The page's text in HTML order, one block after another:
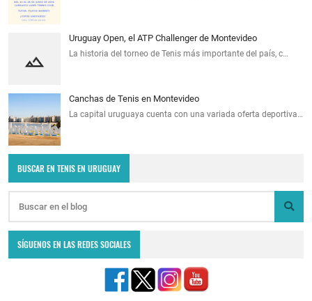
Uruguay Open, el ATP Challenger de Montevideo
La historia del torneo de Tenis más importante del país, c…
Canchas de Tenis en Montevideo
La capital uruguaya cuenta con una variada oferta deportiva…
BUSCAR EN TENIS EN URUGUAY
SÍGUENOS EN LAS REDES SOCIALES